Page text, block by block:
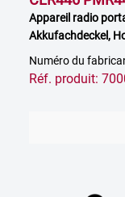
Appareil radio
Akkufachdeckel,
Numéro du
Réf. produit: